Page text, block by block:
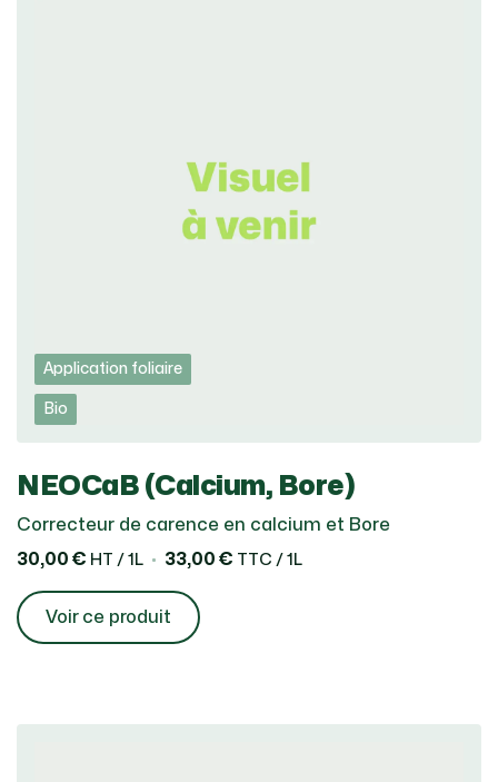
Application foliaire
Bio
NEOCaB (Calcium, Bore)
Correcteur de carence en calcium et Bore
30,00 € HT / 1L 33,00 € TTC / 1L
Voir ce produit